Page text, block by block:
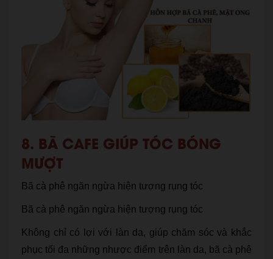
8. BÃ CAFE GIÚP TÓC BÓNG
MƯỢT
Bã cà phê ngăn ngừa hiện tượng rụng tóc
Bã cà phê ngăn ngừa hiện tượng rụng tóc
Không chỉ có lợi với làn da, giúp chăm sóc và khắc
phục tối đa những nhược điểm trên làn da, bã cà phê